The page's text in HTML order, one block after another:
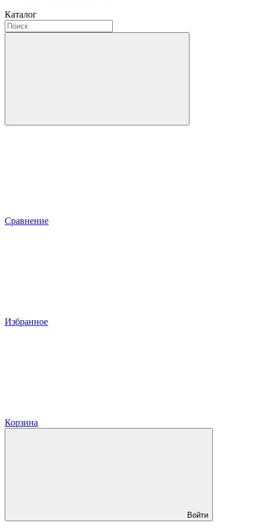
Каталог
Сравнение
Избранное
Корзина
Войти